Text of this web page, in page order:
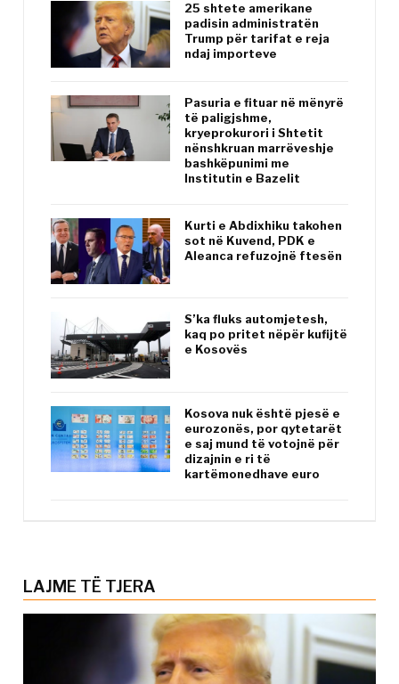
25 shtete amerikane
padisin administratën
Trump për tarifat e reja
ndaj importeve
Pasuria e fituar në mënyrë
të paligjshme,
kryeprokurori i Shtetit
nënshkruan marrëveshje
bashkëpunimi me
Institutin e Bazelit
Kurti e Abdixhiku takohen
sot në Kuvend, PDK e
Aleanca refuzojnë ftesën
S’ka fluks automjetesh,
kaq po pritet nëpër kufijtë
e Kosovës
Kosova nuk është pjesë e
eurozonës, por qytetarët
e saj mund të votojnë për
dizajnin e ri të
kartëmonedhave euro
LAJME TË TJERA